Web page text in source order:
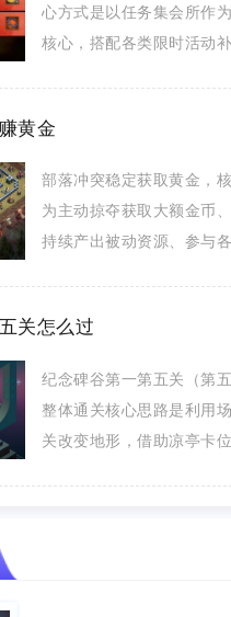
心方式是以任务集会所作
核心，搭配各类限时活动
黄金
部落冲突稳定获取黄金，
为主动掠夺获取大额金币
持续产出被动资源、参与
关怎么过
纪念碑谷第一第五关（第五
整体通关核心思路是利用
关改变地形，借助凉亭卡